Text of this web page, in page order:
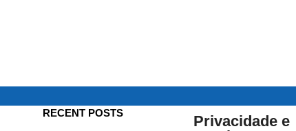
RECENT POSTS
Privacidade e